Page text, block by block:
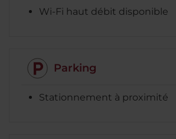
Wi-Fi haut débit disponible
Parking
Stationnement à proximité